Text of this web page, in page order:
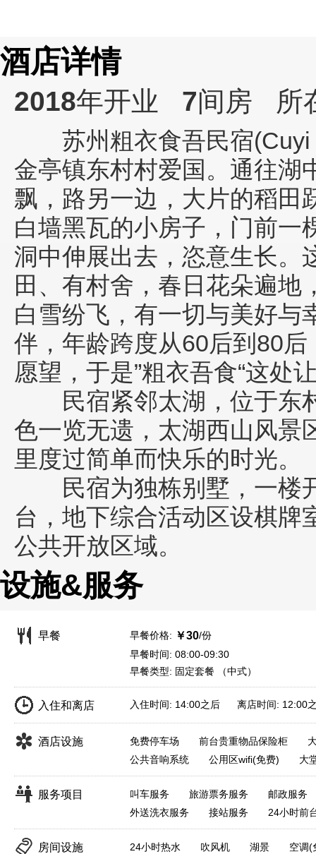
酒店详情
2018年开业 7间房 所
苏州粗衣食吾民宿
金亭镇东村村爱国。通往湖
飘，路另一边，大片的稻田
白墙黑瓦的小房子，门前一
洞中伸展出去，恣意生长。
田、有村舍，春日花朵遍地
白雪纷飞，有一切与美好与
伴，年龄跨度从60后到80
愿望，于是”粗衣吾食“这处
民宿紧邻太湖，位于东
色一览无遗，太湖西山风景
里度过简单而快乐的时光。
民宿为独栋别墅，一楼
台，地下综合活动区设棋牌
公共开放区域。
设施&服务
早餐 早餐价格: ￥30/份
早餐时间: 08:00-09:30
早餐类型: 固定套餐 （中式）
入住和离店 入住时间: 14:00之后 离店时间: 12:00
酒店设施 免费停车场 前台贵重物品保险柜
公共音响系统
公用区wifi(免费) 大
服务项目 叫车服务 旅游票务服务
邮政服务
外送洗衣服务
接站服务 24小时前
房间设施 24小时热水 吹风机 湖景 空调(